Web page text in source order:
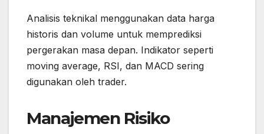
Analisis teknikal menggunakan data harga
historis dan volume untuk memprediksi
pergerakan masa depan. Indikator seperti
moving average, RSI, dan MACD sering
digunakan oleh trader.
Manajemen Risiko